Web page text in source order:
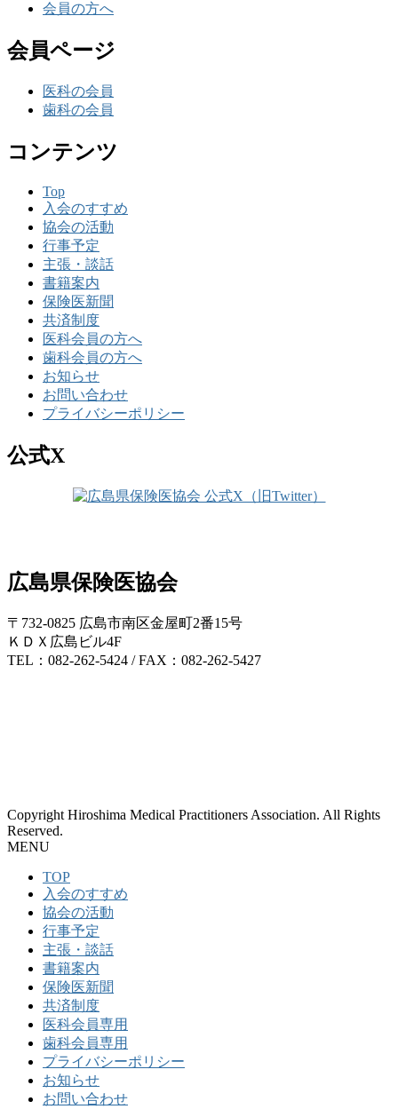
会員の方へ
会員ページ
医科の会員
歯科の会員
コンテンツ
Top
入会のすすめ
協会の活動
行事予定
主張・談話
書籍案内
保険医新聞
共済制度
医科会員の方へ
歯科会員の方へ
お知らせ
お問い合わせ
プライバシーポリシー
公式X
広島県保険医協会
〒732-0825 広島市南区金屋町2番15号
ＫＤＸ広島ビル4F
TEL：082-262-5424 / FAX：082-262-5427
Copyright Hiroshima Medical Practitioners Association. All Rights
Reserved.
MENU
TOP
入会のすすめ
協会の活動
行事予定
主張・談話
書籍案内
保険医新聞
共済制度
医科会員専用
歯科会員専用
プライバシーポリシー
お知らせ
お問い合わせ